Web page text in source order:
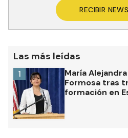
RECIBIR
Las más leídas
María
Formosa tras
formación en
1